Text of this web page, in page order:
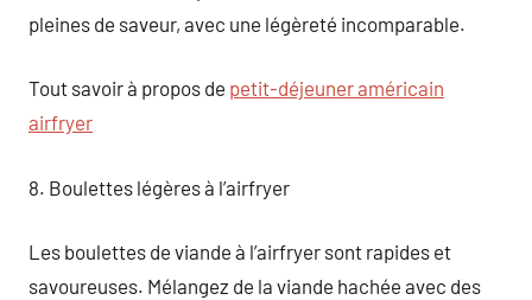
pleines de saveur, avec une légèreté incomparable.
Tout savoir à propos de petit-déjeuner américain
airfryer
8. Boulettes légères à l’airfryer
Les boulettes de viande à l’airfryer sont rapides et
savoureuses. Mélangez de la viande hachée avec des